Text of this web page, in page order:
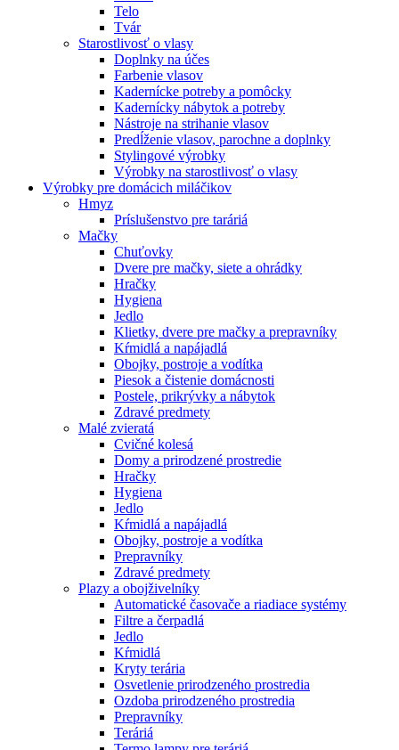
Telo
Tvár
Starostlivosť o vlasy
Doplnky na účes
Farbenie vlasov
Kadernícke potreby a pomôcky
Kadernícky nábytok a potreby
Nástroje na strihanie vlasov
Predĺženie vlasov, parochne a doplnky
Stylingové výrobky
Výrobky na starostlivosť o vlasy
Výrobky pre domácich miláčikov
Hmyz
Príslušenstvo pre taráriá
Mačky
Chuťovky
Dvere pre mačky, siete a ohrádky
Hračky
Hygiena
Jedlo
Klietky, dvere pre mačky a prepravníky
Kŕmidlá a napájadlá
Obojky, postroje a vodítka
Piesok a čistenie domácnosti
Postele, prikrývky a nábytok
Zdravé predmety
Malé zvieratá
Cvičné kolesá
Domy a prirodzené prostredie
Hračky
Hygiena
Jedlo
Kŕmidlá a napájadlá
Obojky, postroje a vodítka
Prepravníky
Zdravé predmety
Plazy a obojživelníky
Automatické časovače a riadiace systémy
Filtre a čerpadlá
Jedlo
Kŕmidlá
Kryty terária
Osvetlenie prirodzeného prostredia
Ozdoba prirodzeného prostredia
Prepravníky
Teráriá